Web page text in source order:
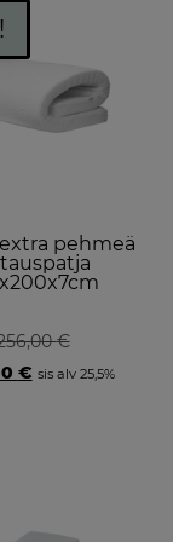
pehmeä
€
€Current
sis alv 25,5%